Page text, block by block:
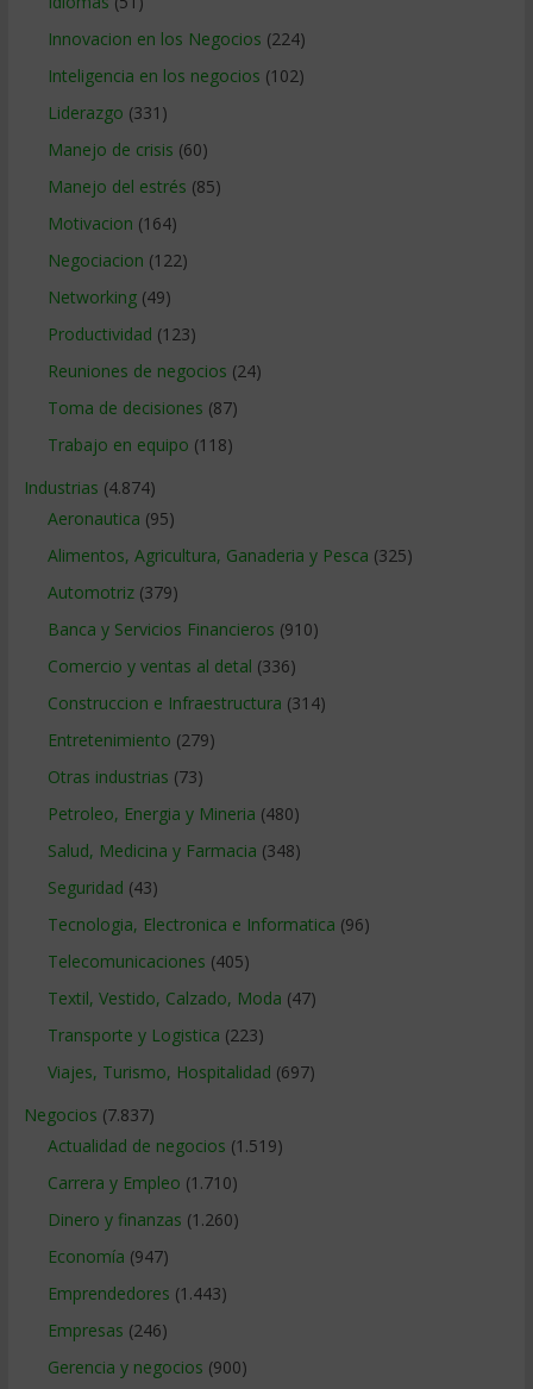
Innovacion en los Negocios (224)
Inteligencia en los negocios (102)
Liderazgo (331)
Manejo de crisis (60)
Manejo del estrés (85)
Motivacion (164)
Negociacion (122)
Networking(49)
Productividad (123)
Reuniones de negocios (24)
Toma de decisiones (87)
Trabajo en equipo (118)
Industrias (4.874)
Aeronautica (95)
Alimentos, Agricultura, Ganaderia y Pesca (325)
Automotriz(379)
Banca y Servicios Financieros (910)
Comercio y ventas al detal (336)
Construccion e Infraestructura (314)
Entretenimiento (279)
Otras industrias (73)
Petroleo, Energia y Mineria (480)
Salud, Medicina y Farmacia (348)
Seguridad (43)
Tecnologia, Electronica e Informatica (96)
Telecomunicaciones (405)
Textil, Vestido, Calzado, Moda (47)
Transporte y Logistica (223)
Viajes, Turismo, Hospitalidad (697)
Negocios (7.837)
Actualidad de negocios (1.519)
Carrera y Empleo (1.710)
Dinero y finanzas (1.260)
Economía (947)
Emprendedores (1.443)
Empresas (246)
Gerencia y negocios (900)